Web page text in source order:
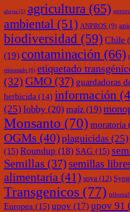
abejas (5) agricultura (65)
ambiental (51) ANPROS (9)
biodiversidad (59) Chile
(19) contaminación (66)
etiquetado (6) etiquetado
(32) GMO (37) guardadoras
herbicida (14) información
(25) lobby (20) maíz (19)
Monsanto (70) moratoria
OGMs (40)plaguicidas (25)
(15) Roundup (18) SAG (15)
Semillas (37) semillas
alimentaria (41) soya (12)
Transgenicos (77)
Europea (15) upov (17)upov 91